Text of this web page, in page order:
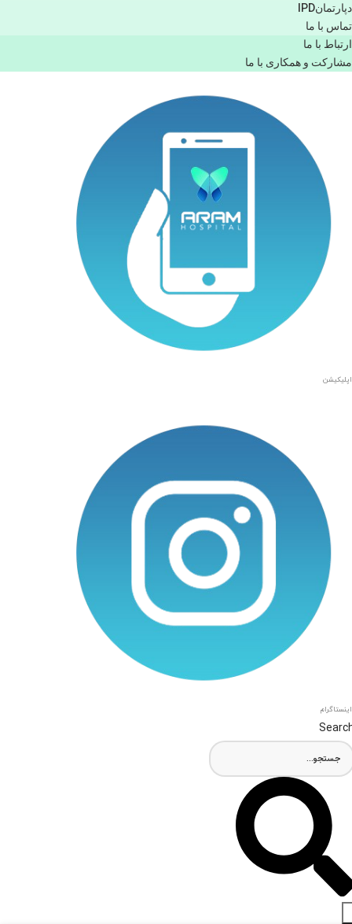
دپارتمانIPD
تماس با ما
ارتباط با ما
مشاركت و همكاری با ما
اپلیکیشن
اینستاگرام